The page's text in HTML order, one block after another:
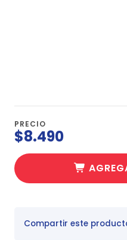
PRECIO
$8.490
Compartir este